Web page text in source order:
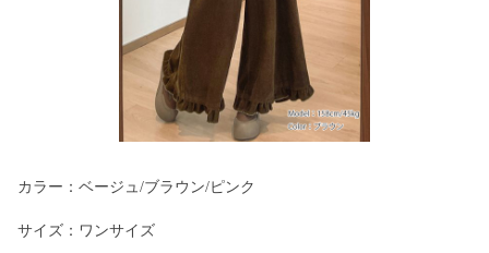
カラー：ベージュ/ブラウン/ピンク
サイズ：ワンサイズ